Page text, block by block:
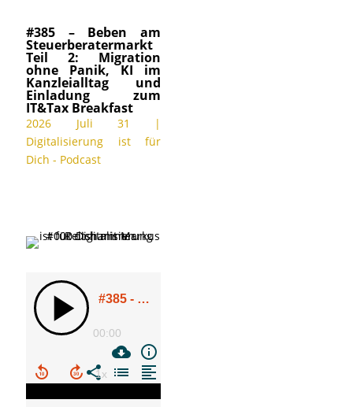
#385 – Beben am
Steuerberatermarkt
Teil 2: Migration
ohne Panik, KI im
Kanzleialltag und
Einladung zum
IT&Tax Breakfast
2026 Juli 31
|
Digitalisierung ist für
Dich - Podcast